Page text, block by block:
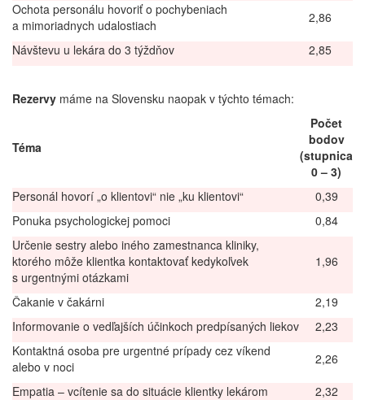
Ochota personálu hovoriť o pochybeniach
a mimoriadnych udalostiach
2,86
Návštevu u lekára do 3 týždňov
2,85
Rezervy máme na Slovensku naopak v týchto témach:
Téma
Počet
bodov
(stupnica
0 – 3)
Personál hovorí „o klientovi“ nie „ku klientovi“
0,39
Ponuka psychologickej pomoci
0,84
Určenie sestry alebo iného zamestnanca kliniky,
ktorého môže klientka kontaktovať kedykoľvek
s urgentnými otázkami
1,96
Čakanie v čakárni
2,19
Informovanie o vedľajších účinkoch predpísaných liekov
2,23
Kontaktná osoba pre urgentné prípady cez víkend
alebo v noci
2,26
Empatia – vcítenie sa do situácie klientky lekárom
2,32